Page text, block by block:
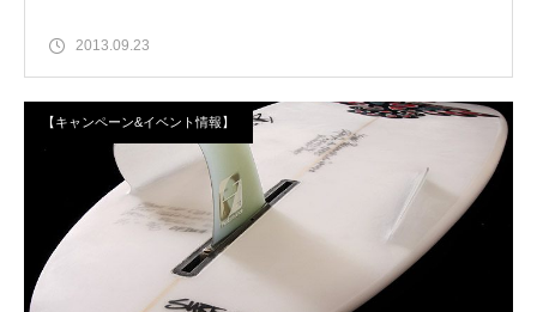
2013.09.23
【キャンペーン&イベント情報】